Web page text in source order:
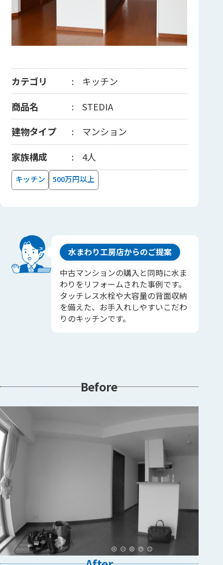
カテゴリ
キッチン
商品名
STEDIA
建物タイプ
マンション
家族構成
4人
キッチン 500万円以上
水まわり工房店からのご提案
中古マンションの購入と同時に水ま
わりをリフォームされた事例です。
タッチレス水栓や大容量の背面収納
を備えた、お手入れしやすいこだわ
りのキッチンです。
Before